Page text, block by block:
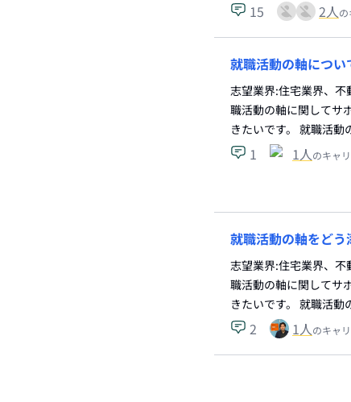
15 2人
就職活動の軸につ
志望業界:住宅業界、不
職活動の軸に関してサ
きたいです。 就職活
1 1人のキャ
就職活動の軸をどう
志望業界:住宅業界、不
職活動の軸に関してサ
きたいです。 就職活
2 1人のキャ